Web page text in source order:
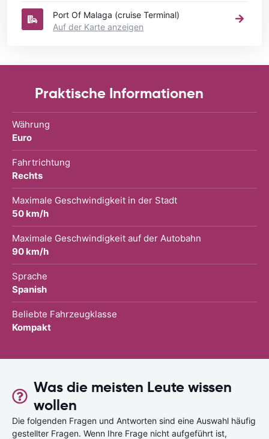
Port Of Malaga (cruise Terminal)
Auf der Karte anzeigen
Praktische Informationen
Währung
Euro
Fahrtrichtung
Rechts
Maximale Geschwindigkeit in der Stadt
50 km/h
Maximale Geschwindigkeit auf der Autobahn
90 km/h
Sprache
Spanish
Beliebte Fahrzeugklasse
Kompakt
Was die meisten Leute wissen
wollen
Die folgenden Fragen und Antworten sind eine Auswahl häufig
gestellter Fragen. Wenn Ihre Frage nicht aufgeführt ist,